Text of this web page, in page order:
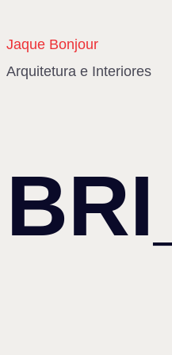
Jaque Bonjour
Arquitetura e Interiores